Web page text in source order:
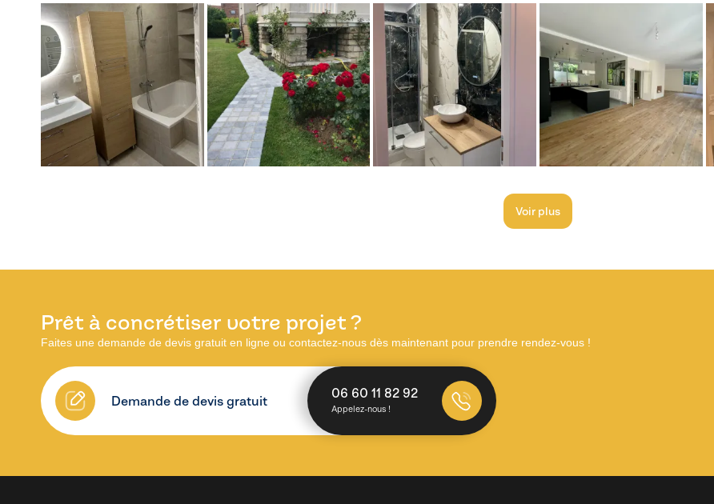
Voir plus
Prêt à concrétiser votre projet ?
Faites une demande de devis gratuit en ligne ou contactez-nous dès maintenant pour prendre rendez-vous !
Demande de devis gratuit
06 60 11 82 92
Appelez-nous !